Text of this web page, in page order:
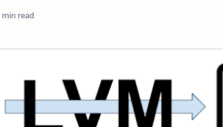
min read